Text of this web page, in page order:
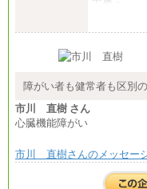
（１）～
※経験・年
※業務内容
※試用期間
障がい者も健常者も区別
市川 直樹 さん
心臓機能障がい
市川 直樹さんのメッセー